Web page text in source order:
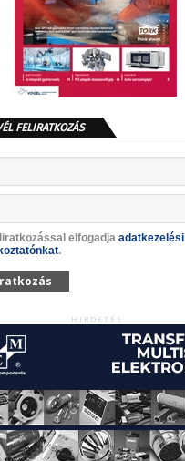
FELIRATKOZÁS
elfogadja adatkezelési
.
HIRDETÉS